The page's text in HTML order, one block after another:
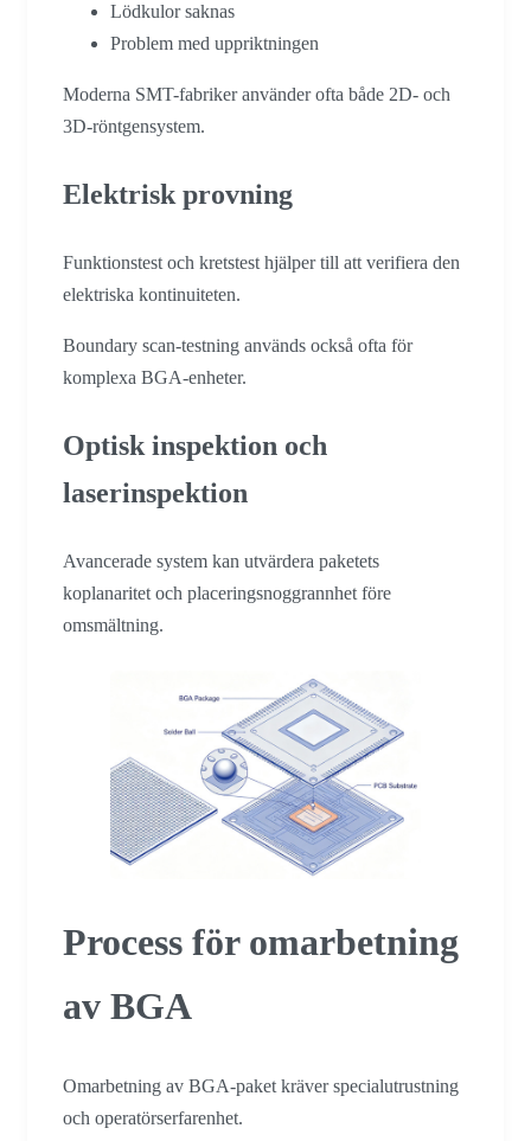
Lödkulor saknas
Problem med uppriktningen
Moderna SMT-fabriker använder ofta både 2D- och
3D-röntgensystem.
Elektrisk provning
Funktionstest och kretstest hjälper till att verifiera den
elektriska kontinuiteten.
Boundary scan-testning används också ofta för
komplexa BGA-enheter.
Optisk inspektion och
laserinspektion
Avancerade system kan utvärdera paketets
koplanaritet och placeringsnoggrannhet före
omsmältning.
Process för omarbetning
av BGA
Omarbetning av BGA-paket kräver specialutrustning
och operatörserfarenhet.